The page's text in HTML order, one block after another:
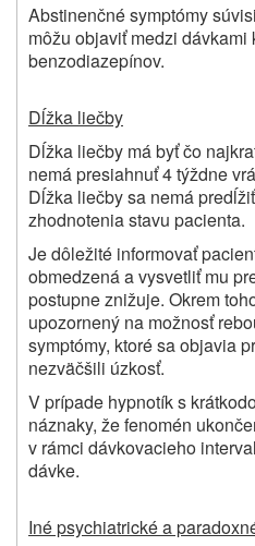
Abstinenčné symptómy
môžu objaviť medzi
benzodiazepínov.
Dĺžka liečby
Dĺžka liečby má byť čo
nemá presiahnuť 4týždne
Dĺžka liečby sa nemá
zhodnotenia stavu pacienta.
Je dôležité informovať
obmedzená a vysvetliť mu
postupne znižuje. Okrem
upozornený na možnosť
symptómy, ktoré sa objavia
nezväčšili úzkosť.
V prípade hypnotík s
náznaky, že fenomén
v rámci dávkovacieho
dávke.
Iné psychiatrické a